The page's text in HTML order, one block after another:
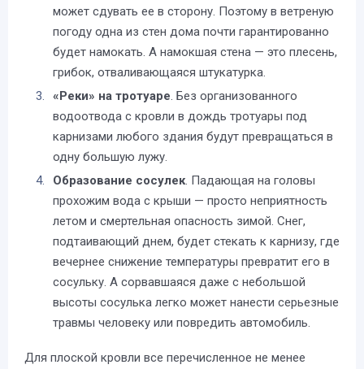
может сдувать ее в сторону. Поэтому в ветреную
погоду одна из стен дома почти гарантированно
будет намокать. А намокшая стена — это плесень,
грибок, отваливающаяся штукатурка.
«Реки» на тротуаре. Без организованного
водоотвода с кровли в дождь тротуары под
карнизами любого здания будут превращаться в
одну большую лужу.
Образование сосулек. Падающая на головы
прохожим вода с крыши — просто неприятность
летом и смертельная опасность зимой. Снег,
подтаивающий днем, будет стекать к карнизу, где
вечернее снижение температуры превратит его в
сосульку. А сорвавшаяся даже с небольшой
высоты сосулька легко может нанести серьезные
травмы человеку или повредить автомобиль.
Для плоской кровли все перечисленное не менее